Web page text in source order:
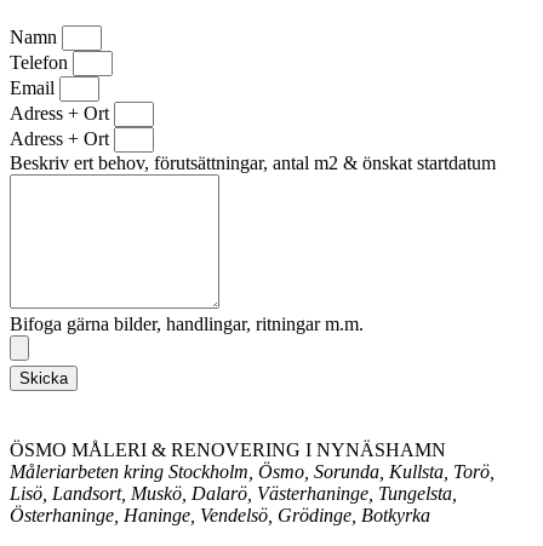
Namn
Telefon
Email
Adress + Ort
Adress + Ort
Beskriv ert behov, förutsättningar, antal m2 & önskat startdatum
Bifoga gärna bilder, handlingar, ritningar m.m.
Skicka
ÖSMO MÅLERI & RENOVERING I NYNÄSHAMN
Måleriarbeten kring Stockholm, Ösmo, Sorunda, Kullsta, Torö,
Lisö, Landsort, Muskö, Dalarö, Västerhaninge, Tungelsta,
Österhaninge, Haninge, Vendelsö, Grödinge, Botkyrka